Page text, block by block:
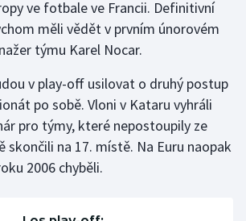
ve fotbale ve Francii. Definitivní
měli vědět v prvním únorovém
týmu Karel Nocar.
v play-off usilovat o druhý postup
po sobě. Vloni v Kataru vyhráli
pro týmy, které nepostoupily ze
skončili na 17. místě. Na Euru naopak
2006 chyběli.